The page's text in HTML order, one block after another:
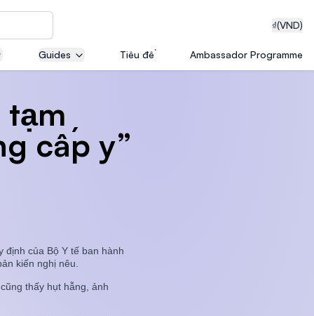
₫(VND)
with
Guides Tiêu đề Ambassador Programme
cấp y”
định của Bộ Y tế ban hành
kiến nghị nêu.
thấy hụt hẫng, ảnh